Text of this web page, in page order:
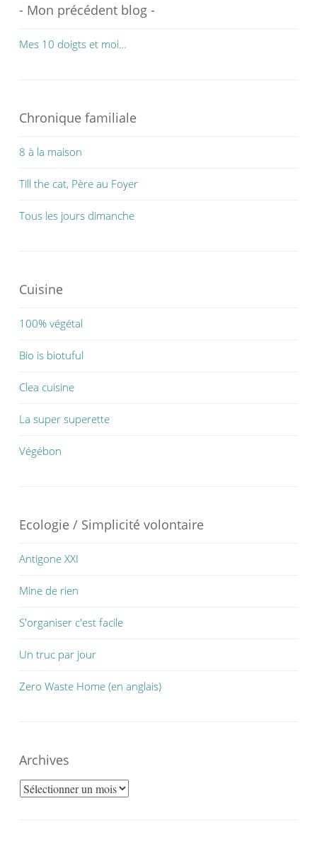
- Mon précédent blog -
Mes 10 doigts et moi…
Chronique familiale
8 à la maison
Till the cat, Père au Foyer
Tous les jours dimanche
Cuisine
100% végétal
Bio is biotuful
Clea cuisine
La super superette
Végébon
Ecologie / Simplicité volontaire
Antigone XXI
Mine de rien
S'organiser c'est facile
Un truc par jour
Zero Waste Home (en anglais)
Archives
Archives